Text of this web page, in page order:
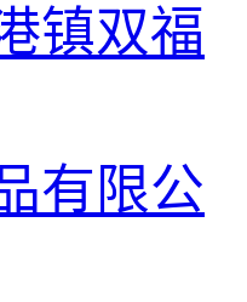
镇双福
有限公